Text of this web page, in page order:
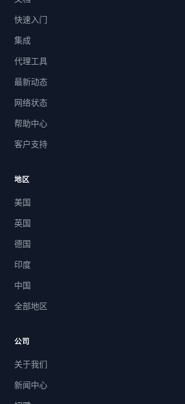
快速入门
集成
代理工具
最新动态
网络状态
帮助中心
客户支持
地区
美国
英国
德国
印度
中国
全部地区
公司
关于我们
新闻中心